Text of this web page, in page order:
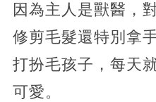
因為主人是獸醫，
修剪毛髮還特別拿
打扮毛孩子，每天
可愛。